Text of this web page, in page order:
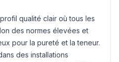
qualité clair où tous les
des normes élevées et
pour la pureté et la teneur.
des installations